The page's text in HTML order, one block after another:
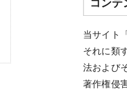
当サイト
それに類
法および
著作権侵